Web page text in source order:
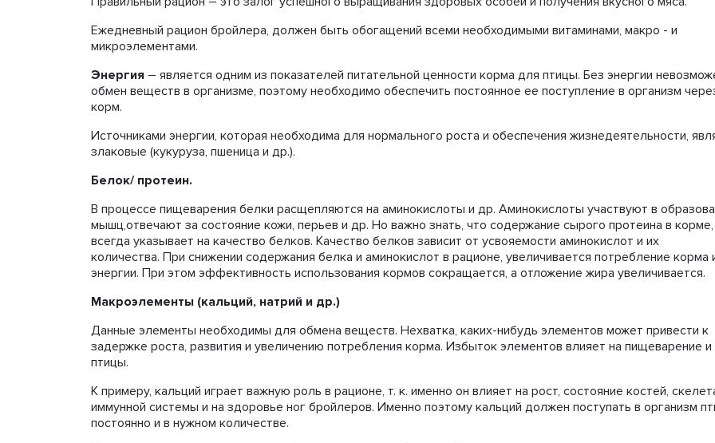
Ежедневный рацион бройлера, должен быть обогащений всеми необходимыми витаминами, макро - и
микроэлементами.
Энергия – является одним из показателей питательной ценности корма для птицы. Без энергии
обмен веществ в организме, поэтому необходимо обеспечить постоянное ее поступление в организм
корм.
Источниками энергии, которая необходима для нормального роста и обеспечения жизнедеятельности,
злаковые (кукуруза, пшеница и др.).
Белок/ протеин.
В процессе пищеварения белки расщепляются на аминокислоты и др. Аминокислоты участвуют в
мышц,отвечают за состояние кожи, перьев и др. Но важно знать, что содержание сырого протеина в
всегда указывает на качество белков. Качество белков зависит от усвояемости аминокислот и их
количества. При снижении содержания белка и аминокислот в рационе, увеличивается потребление корма
энергии. При этом эффективность использования кормов сокращается, а отложение жира увеличивается.
Макроэлементы (кальций, натрий и др.)
Данные элементы необходимы для обмена веществ. Нехватка, каких-нибудь элементов может привести к
задержке роста, развития и увеличению потребления корма. Избыток элементов влияет на пищеварение
птицы.
К примеру, кальций играет важную роль в рационе, т. к. именно он влияет на рост, состояние костей,
иммунной системы и на здоровье ног бройлеров. Именно поэтому кальций должен поступать в организм
постоянно и в нужном количестве.